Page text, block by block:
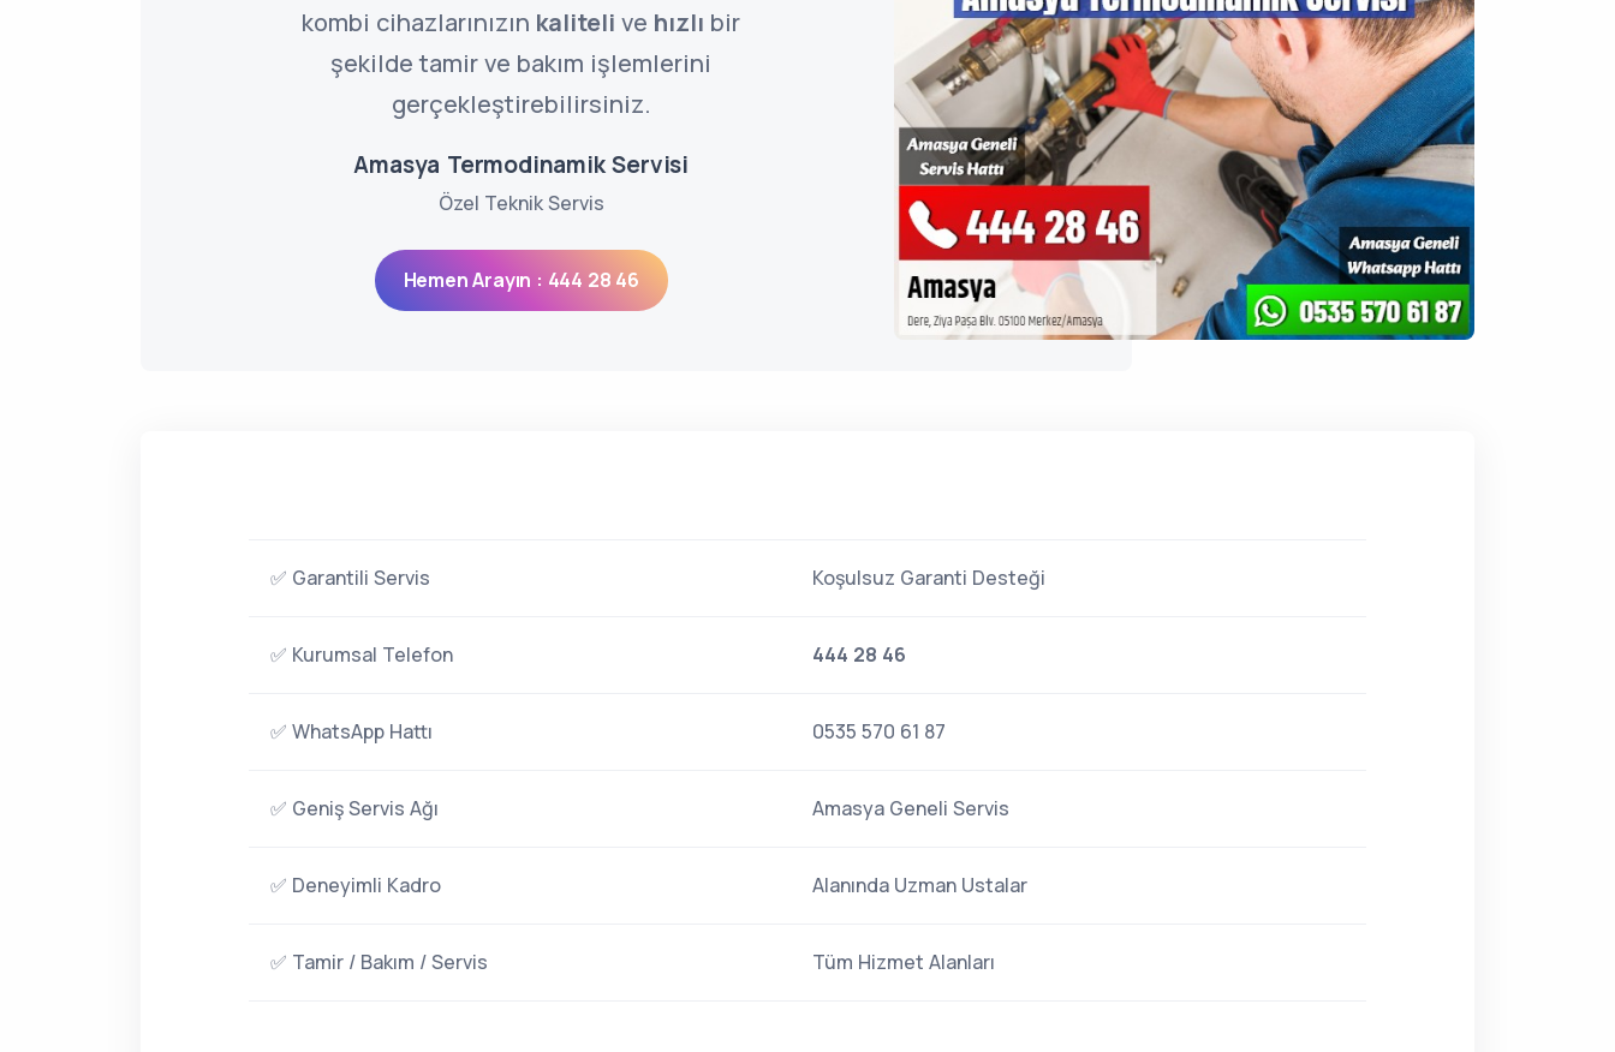
kombi cihazlarınızın kaliteli ve hızlı bir
şekilde tamir ve bakım işlemlerini
gerçekleştirebilirsiniz.
Amasya Termodinamik Servisi
Özel Teknik Servis
Hemen Arayın : 444 28 46
✅ Garantili Servis Koşulsuz Garanti Desteği
✅ Kurumsal Telefon 444 28 46
✅ WhatsApp Hattı 0535 570 61 87
✅ Geniş Servis Ağı Amasya Geneli Servis
✅ Deneyimli Kadro Alanında Uzman Ustalar
✅ Tamir / Bakım / Servis Tüm Hizmet Alanları